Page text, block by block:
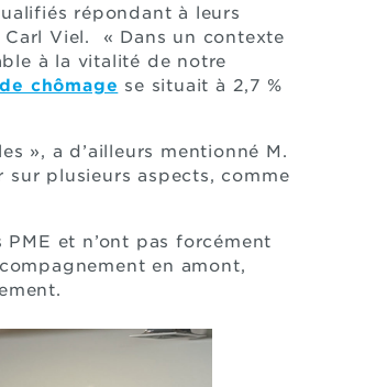
répondant à leurs
Viel. « Dans un contexte
à la vitalité de notre
chômage se situait à 2,7 %
», a d’ailleurs mentionné M.
sur plusieurs aspects, comme
et n’ont pas forcément
en amont,